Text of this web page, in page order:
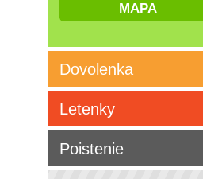
Dovolenka
Letenky
Poistenie